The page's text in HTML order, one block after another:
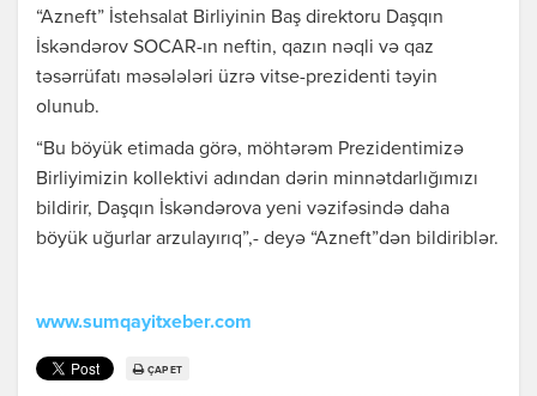
“Azneft” İstehsalat Birliyinin Baş direktoru Daşqın
İskəndərov SOCAR-ın neftin, qazın nəqli və qaz
təsərrüfatı məsələləri üzrə vitse-prezidenti təyin
olunub.
“Bu böyük etimada görə, möhtərəm Prezidentimizə
Birliyimizin kollektivi adından dərin minnətdarlığımızı
bildirir, Daşqın İskəndərova yeni vəzifəsində daha
böyük uğurlar arzulayırıq”,- deyə “Azneft”dən bildiriblər.
www.sumqayitxeber.com
ÇAP ET